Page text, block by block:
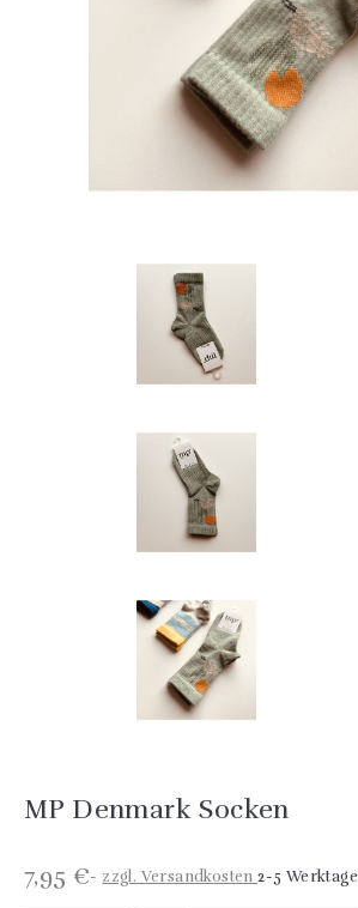
MP Denmark Socken
7,95 € zzgl. Versandkosten2-5 Werktage